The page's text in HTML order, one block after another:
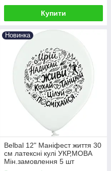
Купити
Новинка
Belbal 12" Маніфест життя 30
см латексні кулі УКР,МОВА
Мін.замовлення 5 шт